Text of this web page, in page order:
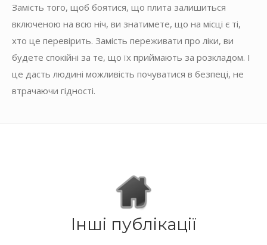
Замість того, щоб боятися, що плита залишиться
включеною на всю ніч, ви знатимете, що на місці є ті,
хто це перевірить. Замість переживати про ліки, ви
будете спокійні за те, що їх приймають за розкладом. І
це дасть людині можливість почуватися в безпеці, не
втрачаючи гідності.
Інші публікації